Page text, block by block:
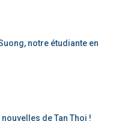
notre étudiante en
de Tan Thoi !